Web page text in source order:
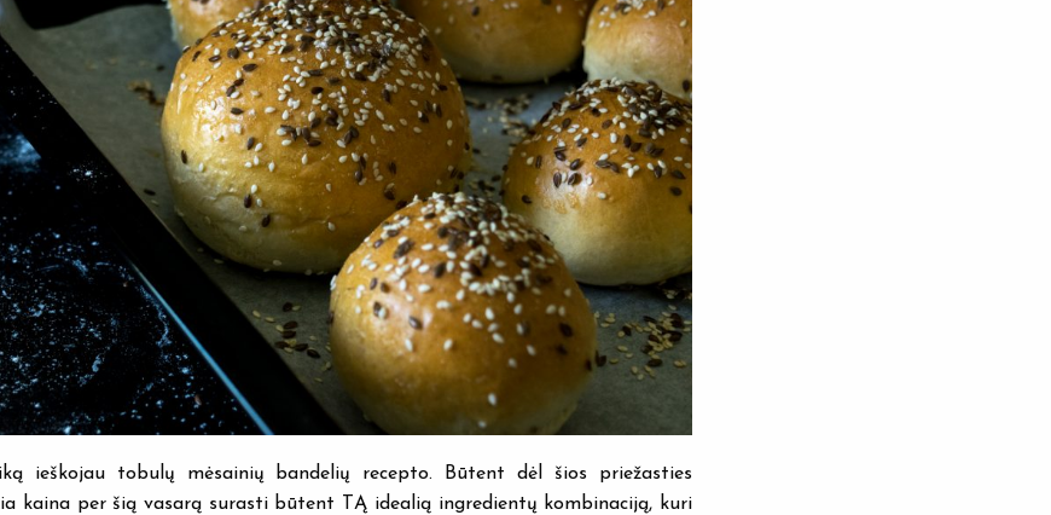
ieškojau tobulų mėsainių bandelių recepto. Būtent dėl šios priežasties
kaina per šią vasarą surasti būtent TĄ idealią ingredientų kombinaciją, kuri